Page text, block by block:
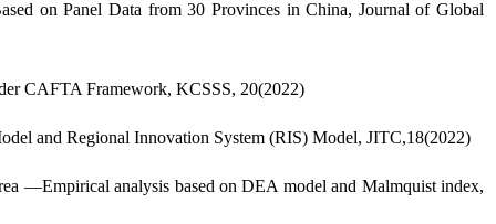
on Panel Data from 30 Provinces in China, Journal of Global
CAFTA Framework, KCSSS, 20(2022)
and Regional Innovation System (RIS) Model, JITC,18(2022)
―Empirical analysis based on DEA model and Malmquist index,